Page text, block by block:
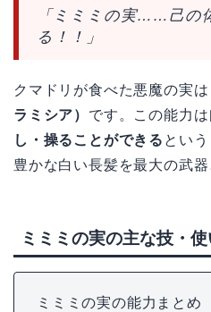
「ミミミの実……己の
る！！」
クマドリが食べた悪魔の実は
ラミシア） です。この能力は
し・操ることができる とい
豊かな白い長髪を最大の武
ミミミの実の主な技・
ミミミの実の能力まとめ